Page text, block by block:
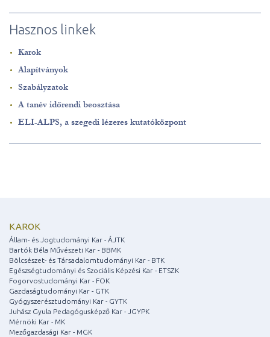
Hasznos linkek
Karok
Alapítványok
Szabályzatok
A tanév időrendi beosztása
ELI-ALPS, a szegedi lézeres kutatóközpont
KAROK
Állam- és Jogtudományi Kar - ÁJTK
Bartók Béla Művészeti Kar - BBMK
Bölcsészet- és Társadalomtudományi Kar - BTK
Egészségtudományi és Szociális Képzési Kar - ETSZK
Fogorvostudományi Kar - FOK
Gazdaságtudományi Kar - GTK
Gyógyszerésztudományi Kar - GYTK
Juhász Gyula Pedagógusképző Kar - JGYPK
Mérnöki Kar - MK
Mezőgazdasági Kar - MGK